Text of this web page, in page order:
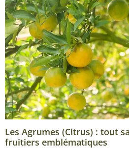
Les Agrumes (Citrus) : tout
fruitiers emblématiques